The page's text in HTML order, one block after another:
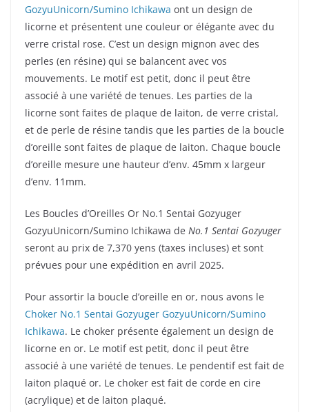
GozyuUnicorn/Sumino Ichikawa ont un design de
licorne et présentent une couleur or élégante avec du
verre cristal rose. C’est un design mignon avec des
perles (en résine) qui se balancent avec vos
mouvements. Le motif est petit, donc il peut être
associé à une variété de tenues. Les parties de la
licorne sont faites de plaque de laiton, de verre cristal,
et de perle de résine tandis que les parties de la boucle
d’oreille sont faites de plaque de laiton. Chaque boucle
d’oreille mesure une hauteur d’env. 45mm x largeur
d’env. 11mm.
Les Boucles d’Oreilles Or No.1 Sentai Gozyuger
GozyuUnicorn/Sumino Ichikawa de No.1 Sentai Gozyuger
seront au prix de 7,370 yens (taxes incluses) et sont
prévues pour une expédition en avril 2025.
Pour assortir la boucle d’oreille en or, nous avons le
Choker No.1 Sentai Gozyuger GozyuUnicorn/Sumino
Ichikawa. Le choker présente également un design de
licorne en or. Le motif est petit, donc il peut être
associé à une variété de tenues. Le pendentif est fait de
laiton plaqué or. Le choker est fait de corde en cire
(acrylique) et de laiton plaqué.